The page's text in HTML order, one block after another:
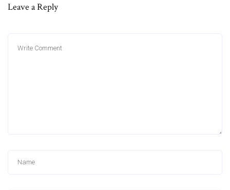
Leave a Reply